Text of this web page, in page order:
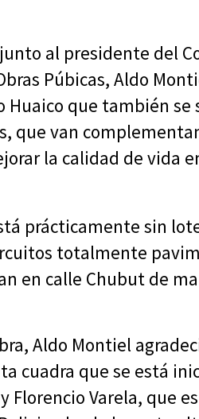
al presidente del
Púbicas, Aldo
que también se
que van
la calidad de vida
prácticamente sin
totalmente
en calle Chubut de
Aldo Montiel
cuadra que se está
Florencio Varela, que